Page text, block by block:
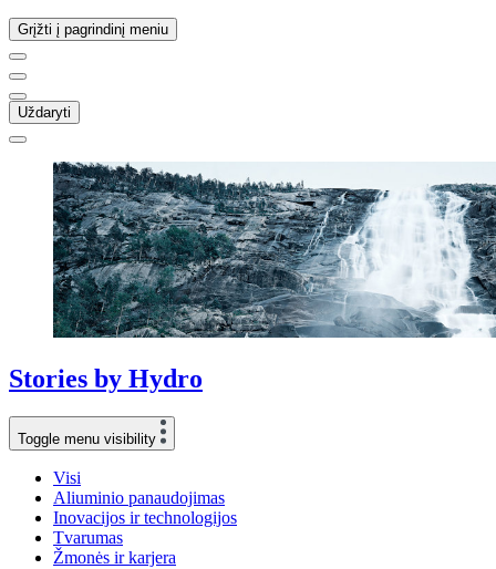
Grįžti į pagrindinį meniu
Uždaryti
Stories by Hydro
Toggle menu visibility
Visi
Aliuminio panaudojimas
Inovacijos ir technologijos
Tvarumas
Žmonės ir karjera